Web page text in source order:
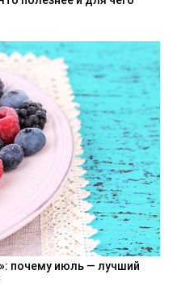
почему июль — лучший